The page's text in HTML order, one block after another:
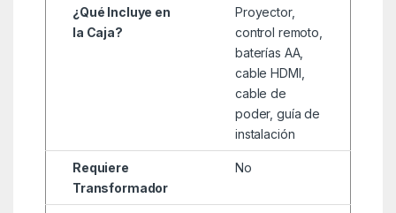
¿Qué Incluye en
la Caja?
Proyector,
control remoto,
baterías AA,
cable HDMI,
cable de
poder, guía de
instalación
Requiere
Transformador
No